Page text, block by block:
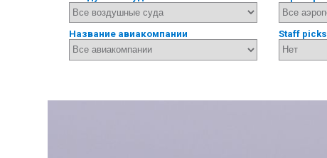
Название авиакомпании Staff picks